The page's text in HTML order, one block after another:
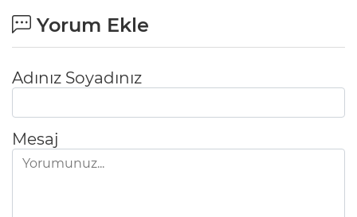
Yorum Ekle
Adınız Soyadınız
Mesaj